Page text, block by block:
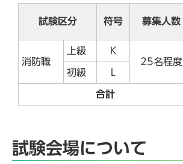
試験区分 符号 募集人数
消防職
上級
K
25名程度
初級 L
合計
試験会場について